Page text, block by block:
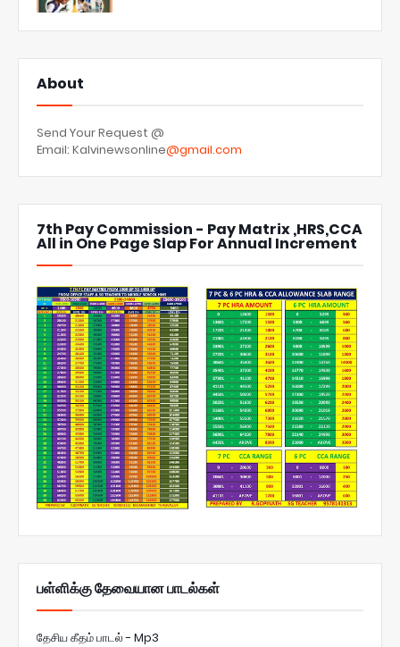
About
Send Your Request @
Email: Kalvinewsonline@gmail.com
7th Pay Commission - Pay Matrix ,HRS,CCA
All in One Page Slap For Annual Increment
பள்ளிக்கு தேவையான பாடல்கள்
தேசிய கீதம் பாடல் - Mp3